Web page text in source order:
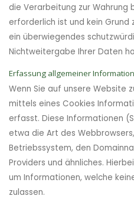
die Verarbeitung zur
erforderlich ist und kein Grund
ein überwiegendes
Nichtweitergabe Ihrer Daten
Erfassung allgemeiner
Wenn Sie auf unsere Website
mittels eines Cookies
erfasst. Diese Informationen
etwa die Art des
Betriebssystem, den
Providers und ähnliches.
um Informationen, welche
zulassen.